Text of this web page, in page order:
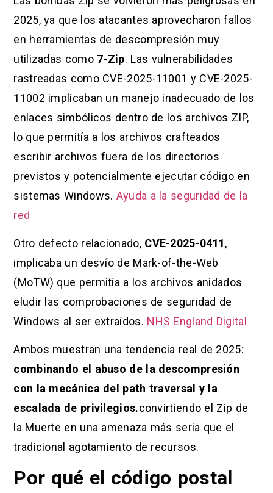
2025, ya que los atacantes aprovecharon fallos
en herramientas de descompresión muy
utilizadas como 7-Zip. Las vulnerabilidades
rastreadas como CVE-2025-11001 y CVE-2025-
11002 implicaban un manejo inadecuado de los
enlaces simbólicos dentro de los archivos ZIP,
lo que permitía a los archivos crafteados
escribir archivos fuera de los directorios
previstos y potencialmente ejecutar código en
sistemas Windows. Ayuda a la seguridad de la
red
Otro defecto relacionado, CVE-2025-0411,
implicaba un desvío de Mark-of-the-Web
(MoTW) que permitía a los archivos anidados
eludir las comprobaciones de seguridad de
Windows al ser extraídos. NHS England Digital
Ambos muestran una tendencia real de 2025:
combinando el abuso de la descompresión
con la mecánica del path traversal y la
escalada de privilegios.convirtiendo el Zip de
la Muerte en una amenaza más seria que el
tradicional agotamiento de recursos.
Por qué el código postal